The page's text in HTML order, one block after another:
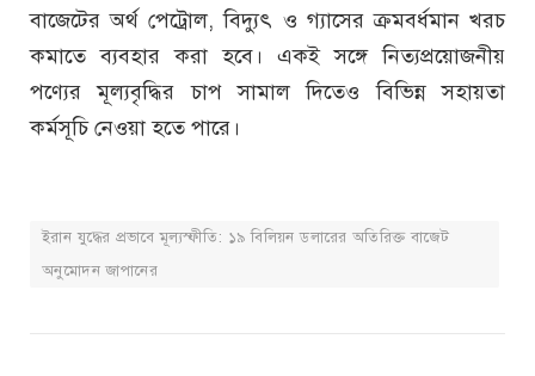
বাজেটের অর্থ পেট্রোল, বিদ্যুৎ ও গ্যাসের ক্রমবর্ধমান খরচ
কমাতে ব্যবহার করা হবে। একই সঙ্গে নিত্যপ্রয়োজনীয়
পণ্যের মূল্যবৃদ্ধির চাপ সামাল দিতেও বিভিন্ন সহায়তা
কর্মসূচি নেওয়া হতে পারে।
ইরান যুদ্ধের প্রভাবে মূল্যস্ফীতি: ১৯ বিলিয়ন ডলারের অতিরিক্ত বাজেট
অনুমোদন জাপানের